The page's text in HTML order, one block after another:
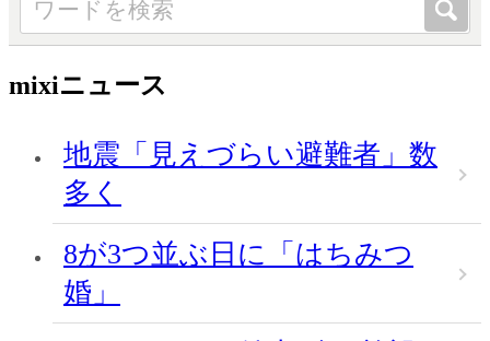
mixiニュース
地震「見えづらい避難者」数
多く
8が3つ並ぶ日に「はちみつ
婚」